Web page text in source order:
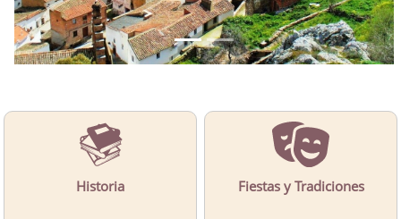
Historia Fiestas y Tradiciones